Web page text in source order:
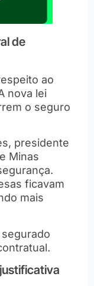
de
ao
nova lei
o seguro
presidente
Minas
ficavam
mais